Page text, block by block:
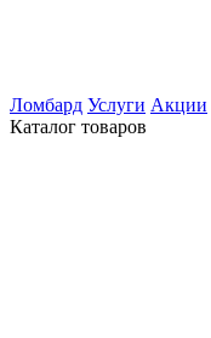
Ломбард Услуги Акции
Каталог товаров